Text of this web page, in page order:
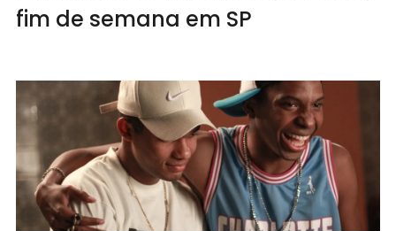
fim de semana em SP